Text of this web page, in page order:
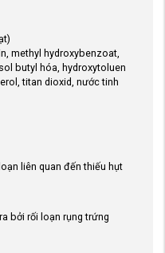
methyl hydroxybenzoat,
butyl hóa, hydroxytoluen
titan dioxid, nước tinh
liên quan đến thiếu hụt
bởi rối loạn rụng trứng